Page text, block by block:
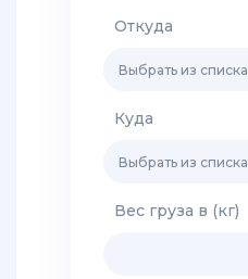
Сборные
Откуда
Выбрать из списка
Куда
Выбрать из списка
Вес груза в (кг)